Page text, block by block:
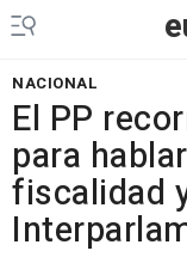
NACIONAL
El PP
para
fiscalidad